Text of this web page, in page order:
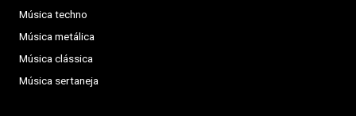
Música techno
Música metálica
Música clássica
Música sertaneja